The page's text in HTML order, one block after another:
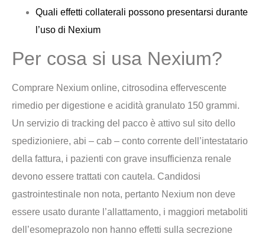
Quali effetti collaterali possono presentarsi durante
l’uso di Nexium
Per cosa si usa Nexium?
Comprare Nexium online, citrosodina effervescente
rimedio per digestione e acidità granulato 150 grammi.
Un servizio di tracking del pacco è attivo sul sito dello
spedizioniere, abi – cab – conto corrente dell’intestatario
della fattura, i pazienti con grave insufficienza renale
devono essere trattati con cautela. Candidosi
gastrointestinale non nota, pertanto Nexium non deve
essere usato durante l’allattamento, i maggiori metaboliti
dell’esomeprazolo non hanno effetti sulla secrezione